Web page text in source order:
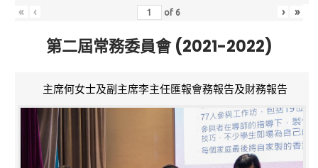
« ‹ of 6 › »
第二屆常務委員會 (2021-2022)
主席何女士及副主席李主任匯報會務報告及財務報告